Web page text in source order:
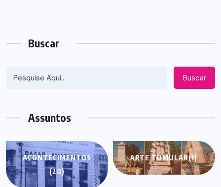
Buscar
Buscar
Assuntos
ACONTECIMENTOS
(20)
ARTE TUMULAR(1)